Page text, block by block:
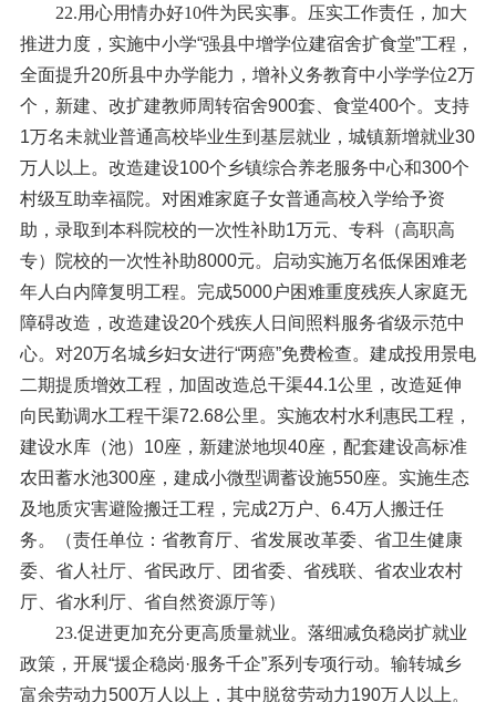
22.用心用情办好10件为民实事。 压实工作责任，加大
推进力度，实施中小学“强县中增学位建宿舍扩食堂”工程，
全面提升20所县中办学能力，增补义务教育中小学学位2万
个，新建、改扩建教师周转宿舍900套、食堂400个。支持
1万名未就业普通高校毕业生到基层就业，城镇新增就业30
万人以上。改造建设100个乡镇综合养老服务中心和300个
村级互助幸福院。对困难家庭子女普通高校入学给予资
助，录取到本科院校的一次性补助1万元、专科（高职高
专）院校的一次性补助8000元。启动实施万名低保困难老
年人白内障复明工程。完成5000户困难重度残疾人家庭无
障碍改造，改造建设20个残疾人日间照料服务省级示范中
心。对20万名城乡妇女进行“两癌”免费检查。建成投用景电
二期提质增效工程，加固改造总干渠44.1公里，改造延伸
向民勤调水工程干渠72.68公里。实施农村水利惠民工程，
建设水库（池）10座，新建淤地坝40座，配套建设高标准
农田蓄水池300座，建成小微型调蓄设施550座。实施生态
及地质灾害避险搬迁工程，完成2万户、6.4万人搬迁任
务。（责任单位：省教育厅、省发展改革委、省卫生健康
委、省人社厅、省民政厅、团省委、省残联、省农业农村
厅、省水利厅、省自然资源厅等）
23.促进更加充分更高质量就业。 落细减负稳岗扩就业
政策，开展“援企稳岗·服务千企”系列专项行动。输转城乡
富余劳动力500万人以上，其中脱贫劳动力190万人以上。